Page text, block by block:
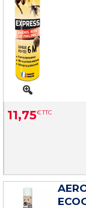
11,75€TTC